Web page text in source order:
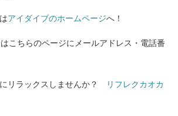
アイダイブのホームページへ！
こちらのページにメールアドレス・電話番
リラックスしませんか？
リフレクカオカ